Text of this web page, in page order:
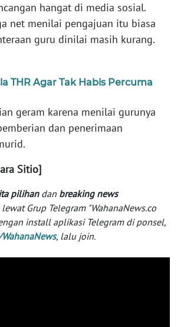
hangat di media sosial.
net menilai pengajuan itu biasa
guru dinilai masih kurang.
THR Agar Tak Habis Percuma
geram karena menilai gurunya
dan penerimaan
Sitio]
pilihandan breaking news
lewat Grup Telegram "WahanaNews.co
install aplikasi Telegram di ponsel,
, lalu join.